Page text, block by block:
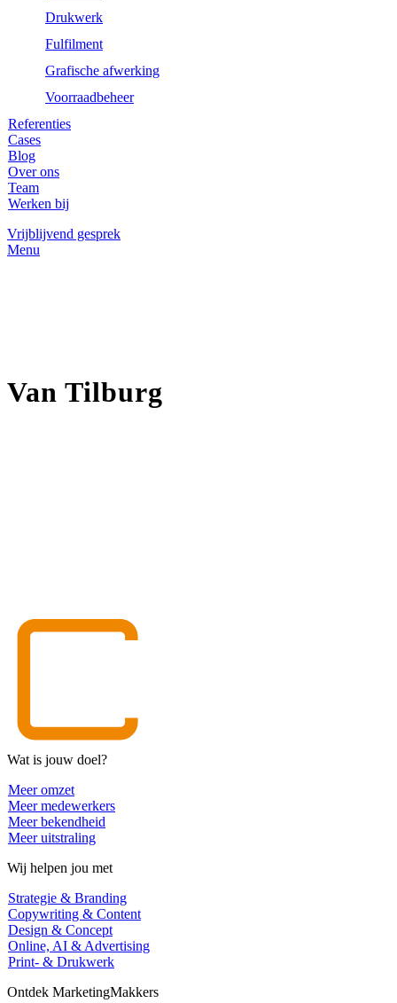
Drukwerk
Fulfilment
Grafische afwerking
Voorraadbeheer
Referenties
Cases
Blog
Over ons
Team
Werken bij
Vrijblijvend gesprek
Menu
Van Tilburg
Wat is jouw doel?
Meer omzet
Meer medewerkers
Meer bekendheid
Meer uitstraling
Wij helpen jou met
Strategie & Branding
Copywriting & Content
Design & Concept
Online, AI & Advertising
Print- & Drukwerk
Ontdek MarketingMakkers